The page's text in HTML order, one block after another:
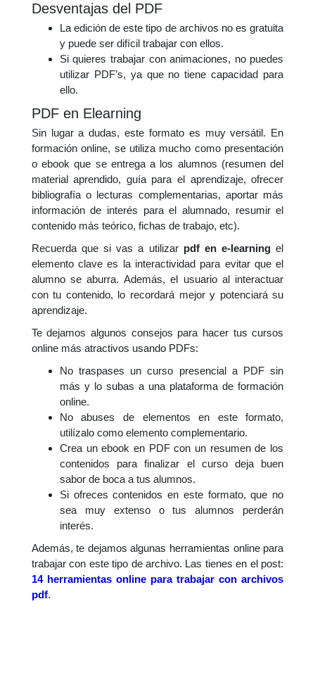
Desventajas del PDF
La edición de este tipo de archivos no es gratuita
y puede ser difícil trabajar con ellos.
Si quieres trabajar con animaciones, no puedes
utilizar PDF’s, ya que no tiene capacidad para
ello.
PDF en Elearning
Sin lugar a dudas, este formato es muy versátil. En
formación online, se utiliza mucho como presentación
o ebook que se entrega a los alumnos (resumen del
material aprendido, guía para el aprendizaje, ofrecer
bibliografía o lecturas complementarias, aportar más
información de interés para el alumnado, resumir el
contenido más teórico, fichas de trabajo, etc).
Recuerda que si vas a utilizar pdf en e-learning el
elemento clave es la interactividad para evitar que el
alumno se aburra. Además, el usuario al interactuar
con tu contenido, lo recordará mejor y potenciará su
aprendizaje.
Te dejamos algunos consejos para hacer tus cursos
online más atractivos usando PDFs:
No traspases un curso presencial a PDF sin
más y lo subas a una plataforma de formación
online.
No abuses de elementos en este formato,
utilízalo como elemento complementario.
Crea un ebook en PDF con un resumen de los
contenidos para finalizar el curso deja buen
sabor de boca a tus alumnos.
Si ofreces contenidos en este formato, que no
sea muy extenso o tus alumnos perderán
interés.
Además, te dejamos algunas herramientas online para
trabajar con este tipo de archivo. Las tienes en el post:
14 herramientas online para trabajar con archivos
pdf.